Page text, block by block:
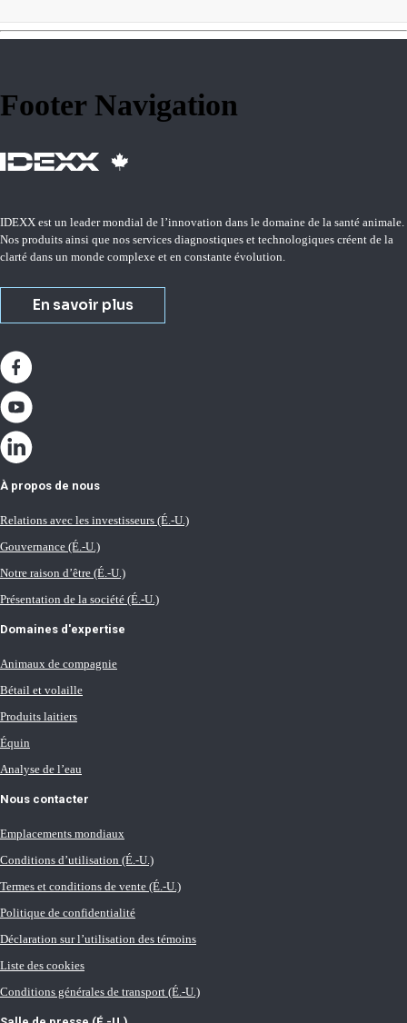
Footer Navigation
IDEXX est un leader mondial de l’innovation dans le domaine de la santé animale.
Nos produits ainsi que nos services diagnostiques et technologiques créent de la
clarté dans un monde complexe et en constante évolution.
En savoir plus
À propos de nous
Relations avec les investisseurs (É.-U.)
Gouvernance (É.-U.)
Notre raison d’être (É.-U.)
Présentation de la société (É.-U.)
Domaines d'expertise
Animaux de compagnie
Bétail et volaille
Produits laitiers
Équin
Analyse de l’eau
Nous contacter
Emplacements mondiaux
Conditions d’utilisation (É.-U.)
Termes et conditions de vente (É.-U.)
Politique de confidentialité
Déclaration sur l’utilisation des témoins
Liste des cookies
Conditions générales de transport (É.-U.)